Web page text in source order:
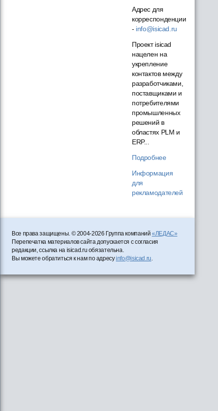
Адрес для
корреспонденции
- info@isicad.ru
Проект isicad
нацелен на
укрепление
контактов между
разработчиками,
поставщиками и
потребителями
промышленных
решений в
областях PLM и
ERP...
Подробнее
Информация
для
рекламодателей
Все права защищены. © 2004-2026 Группа компаний«ЛЕДАС»
Перепечатка материалов сайта допускается с согласия
редакции, ссылка на isicad.ru обязательна.
Вы можете обратиться к нам по адресуinfo@isicad.ru.